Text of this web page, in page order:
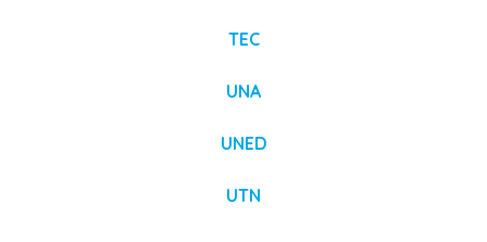
TEC
UNA
UNED
UTN